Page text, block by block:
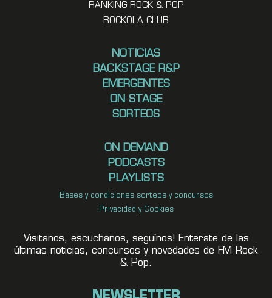
RANKING ROCK & POP
ROCKOLA CLUB
NOTICIAS
BACKSTAGE R&P
EMERGENTES
ON STAGE
SORTEOS
ON DEMAND
PODCASTS
PLAYLISTS
Bases y condiciones sorteos y concursos
Privacidad y Cookies
Visitanos, escuchanos, seguínos! Enterate de las
últimas noticias, concursos y novedades de FM Rock
& Pop.